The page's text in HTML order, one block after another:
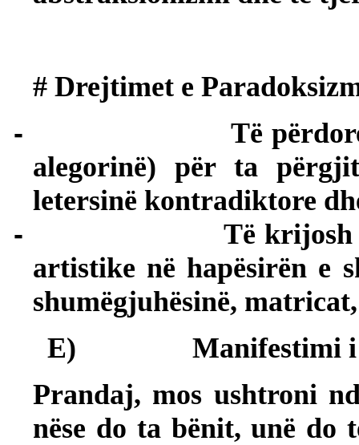
# Drejtimet e
-
Të
alegorinë) për ta
letersinë kontradiktore
-
Të
artistike në hapësirën e
shumëgjuhësinë,
E)
Manifestimi
Prandaj, mos ushtroni
nëse do ta bënit, unë do